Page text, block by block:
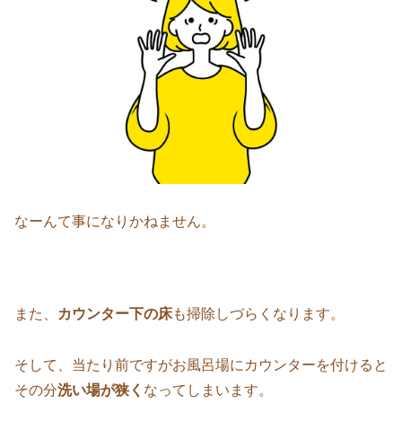
なーんて事になりかねません。
また、 カウンター下の床も掃除しづらくなります。
そして、当たり前ですがお風呂場にカウンターを付けると
その分洗い場が狭く なってしまいます。